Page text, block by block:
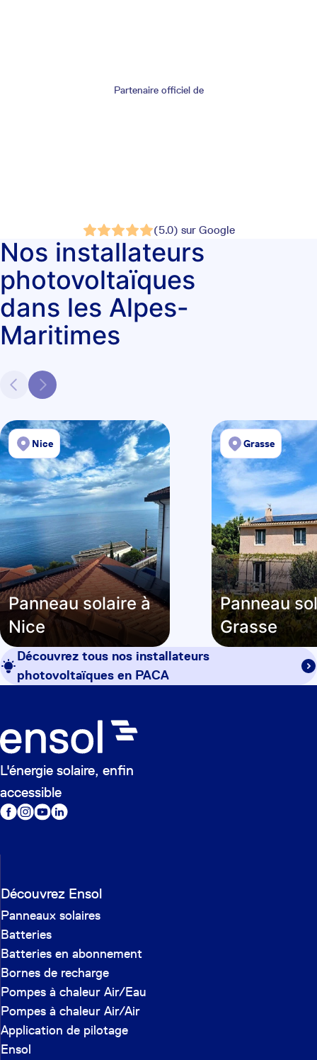
Partenaire officiel de
(5.0) sur Google
Nos installateurs
photovoltaïques
dans les Alpes-
Maritimes
Nice
Panneau solaire à
Nice
Grasse
Panneau
Grasse
Découvrez tous nos installateurs
photovoltaïques en PACA
L'énergie solaire, enfin
accessible
Découvrez Ensol
Panneaux solaires
Batteries
Batteries en abonnement
Bornes de recharge
Pompes à chaleur Air/Eau
Pompes à chaleur Air/Air
Application de pilotage
Ensol